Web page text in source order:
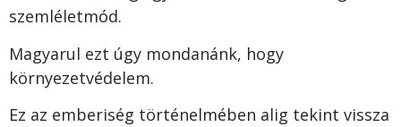
szemléletmód.
Magyarul ezt úgy mondanánk, hogy
környezetvédelem.
Ez az emberiség történelmében alig tekint vissza